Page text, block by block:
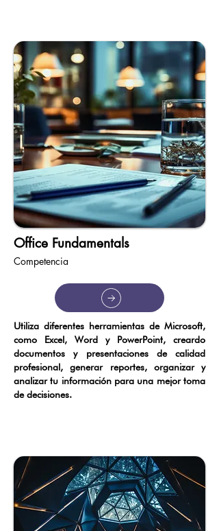
Office Fundamentals
Competencia
Utiliza diferentes herramientas de Microsoft,
como Excel, Word y PowerPoint, creardo
documentos y presentaciones de calidad
profesional, generar reportes, organizar y
analizar tu información para una mejor toma
de decisiones.